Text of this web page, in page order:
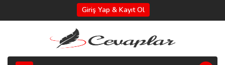
Giriş Yap & Kayıt Ol